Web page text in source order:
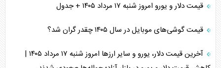
قیمت دلار و یورو امروز شنبه ۱۷ مرداد ۱۴۰۵ + جدول
قیمت گوشی‌های موبایل در سال ۱۴۰۵ چقدر گران شد؟
آخرین قیمت دلار، یورو و سایر ارز‌ها امروز شنبه ۱۷ مرداد ۱۴۰۵ |